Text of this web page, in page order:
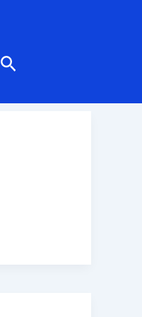
Rechercher